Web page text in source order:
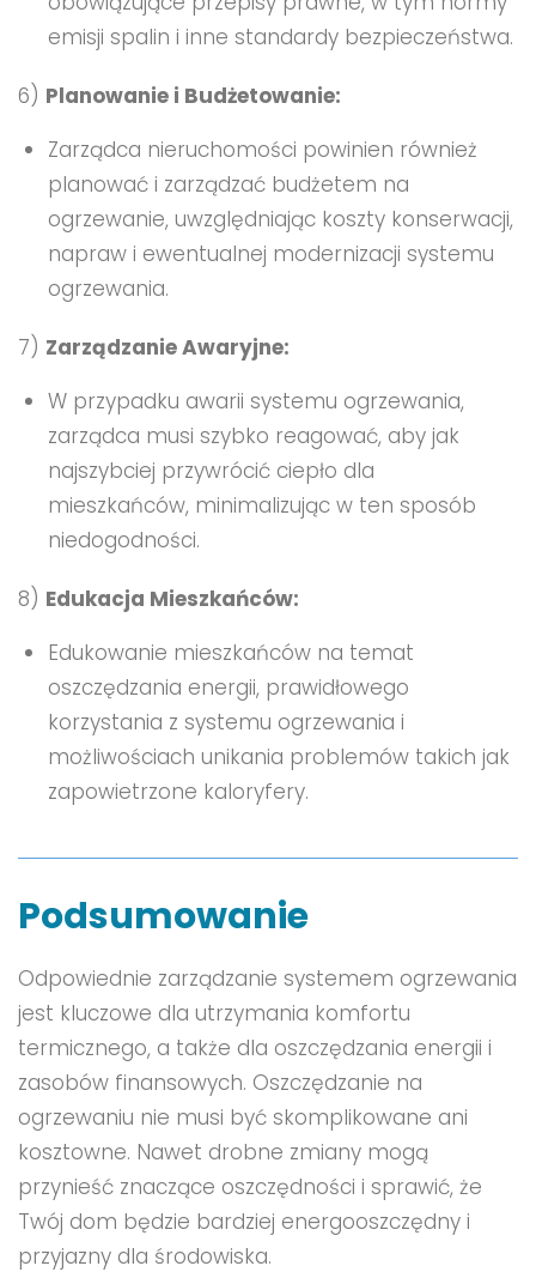
emisji spalin i inne standardy bezpieczeństwa.
6) Planowanie i Budżetowanie:
Zarządca nieruchomości powinien również
planować i zarządzać budżetem na
ogrzewanie, uwzględniając koszty konserwacji,
napraw i ewentualnej modernizacji systemu
ogrzewania.
7) Zarządzanie Awaryjne:
W przypadku awarii systemu ogrzewania,
zarządca musi szybko reagować, aby jak
najszybciej przywrócić ciepło dla
mieszkańców, minimalizując w ten sposób
niedogodności.
8) Edukacja Mieszkańców:
Edukowanie mieszkańców na temat
oszczędzania energii, prawidłowego
korzystania z systemu ogrzewania i
możliwościach unikania problemów takich jak
zapowietrzone kaloryfery.
Podsumowanie
Odpowiednie zarządzanie systemem ogrzewania
jest kluczowe dla utrzymania komfortu
termicznego, a także dla oszczędzania energii i
zasobów finansowych. Oszczędzanie na
ogrzewaniu nie musi być skomplikowane ani
kosztowne. Nawet drobne zmiany mogą
przynieść znaczące oszczędności i sprawić, że
Twój dom będzie bardziej energooszczędny i
przyjazny dla środowiska.